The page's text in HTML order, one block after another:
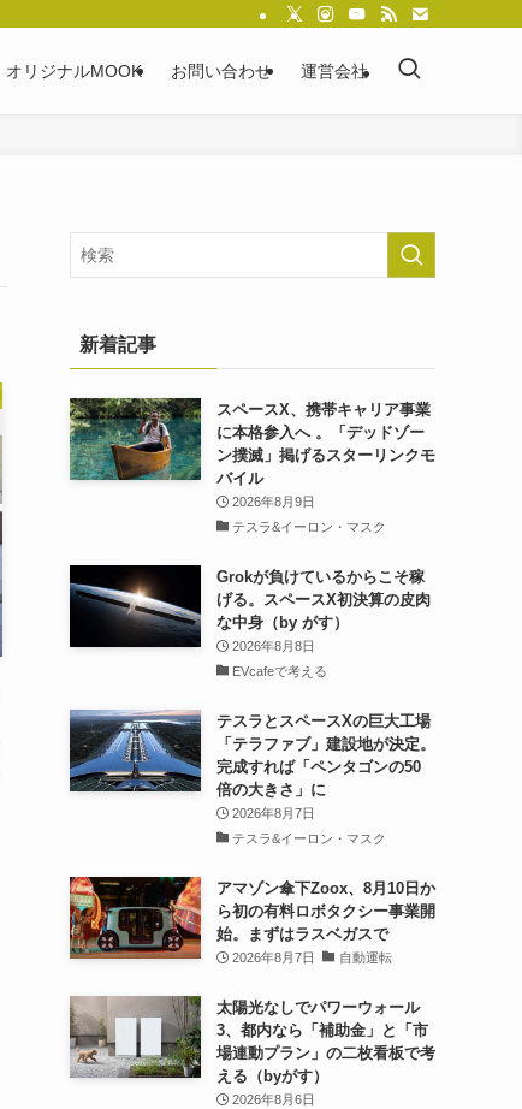
オリジナルMOOK お問い合わせ 運営会社
新着記事
スペースX、携帯キャリア事業
に本格参入へ 。「デッドゾー
ン撲滅」掲げるスターリンクモ
バイル
2026年8月9日
テスラ&イーロン・マスク
Grokが負けているからこそ稼
げる。スペースX初決算の皮肉
な中身（by がす）
2026年8月8日
EVcafeで考える
テスラとスペースXの巨大工場
「テラファブ」建設地が決定。
完成すれば「ペンタゴンの50
倍の大きさ」に
2026年8月7日
テスラ&イーロン・マスク
アマゾン傘下Zoox、8月10日か
ら初の有料ロボタクシー事業開
始。まずはラスベガスで
2026年8月7日 自動運転
太陽光なしでパワーウォール
3、都内なら「補助金」と「市
場連動プラン」の二枚看板で考
える（byがす）
2026年8月6日